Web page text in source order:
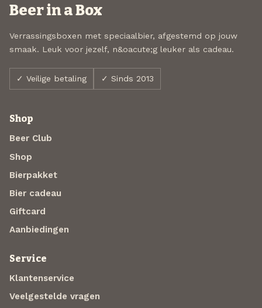
Beer in a Box
Verrassingsboxen met speciaalbier, afgestemd op jouw
smaak. Leuk voor jezelf, n&oacute;g leuker als cadeau.
✓ Veilige betaling ✓ Sinds 2013
Shop
Beer Club
Shop
Bierpakket
Bier cadeau
Giftcard
Aanbiedingen
Service
Klantenservice
Veelgestelde vragen